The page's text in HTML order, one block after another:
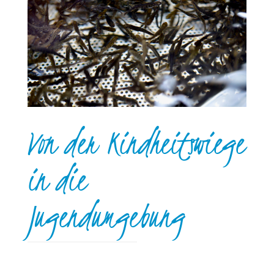
Von der Kindheitswiege
in die
Jugendumgebung